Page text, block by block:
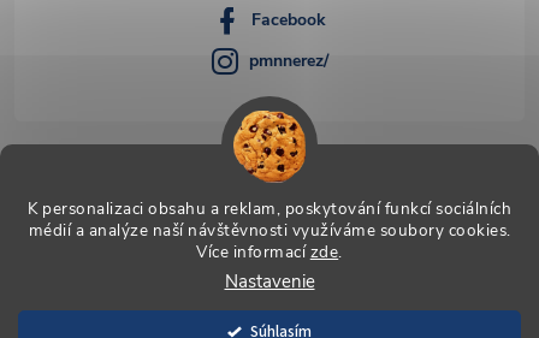
K personalizaci obsahu a reklam, poskytování funkcí sociálních
médií a analýze naší návštěvnosti využíváme soubory cookies.
Více informacízde.
Nastavenie
Súhlasím
Facebook
pmnnerez/
Vytvoril Shoptet
PMN-nerez. Všetky práva vyhradené.
nastavenie cookies